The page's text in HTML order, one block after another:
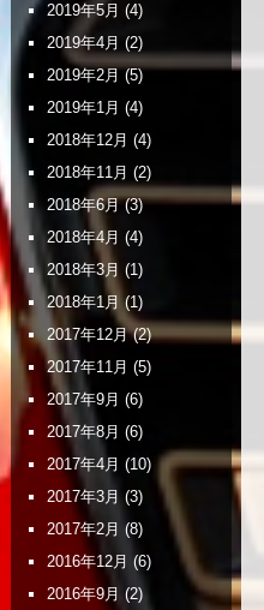
2019年5月 (4)
2019年4月 (2)
2019年2月 (5)
2019年1月 (4)
2018年12月 (4)
2018年11月 (2)
2018年6月(3)
2018年4月 (4)
2018年3月 (1)
2018年1月 (1)
2017年12月(2)
2017年11月 (5)
2017年9月 (6)
2017年8月 (6)
2017年4月 (10)
2017年3月 (3)
2017年2月 (8)
2016年12月 (6)
2016年9月 (2)